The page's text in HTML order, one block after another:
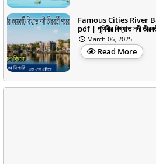
Famous Cities River
pdf | পৃথিবীর বিখ্যাত নদী
March 06, 2025
Read More